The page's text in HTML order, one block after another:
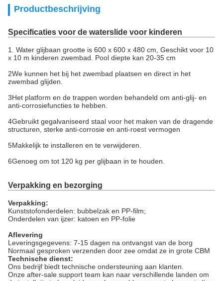
Productbeschrijving
Specificaties voor de waterslide voor kinderen
1. Water glijbaan grootte is 600 x 600 x 480 cm, Geschikt voor 10
x 10 m kinderen zwembad. Pool diepte kan 20-35 cm
2We kunnen het bij het zwembad plaatsen en direct in het
zwembad glijden.
3Het platform en de trappen worden behandeld om anti-glij- en
anti-corrosiefuncties te hebben.
4Gebruikt gegalvaniseerd staal voor het maken van de dragende
structuren, sterke anti-corrosie en anti-roest vermogen
5Makkelijk te installeren en te verwijderen.
6Genoeg om tot 120 kg per glijbaan in te houden.
Verpakking en bezorging
Verpakking:
Kunststofonderdelen: bubbelzak en PP-film;
Onderdelen van ijzer: katoen en PP-folie
Aflevering
Leveringsgegevens: 7-15 dagen na ontvangst van de borg
Normaal gesproken verzenden door zee omdat ze in grote CBM
Technische dienst:
Ons bedrijf biedt technische ondersteuning aan klanten.
Onze after-sale support team kan naar verschillende landen om